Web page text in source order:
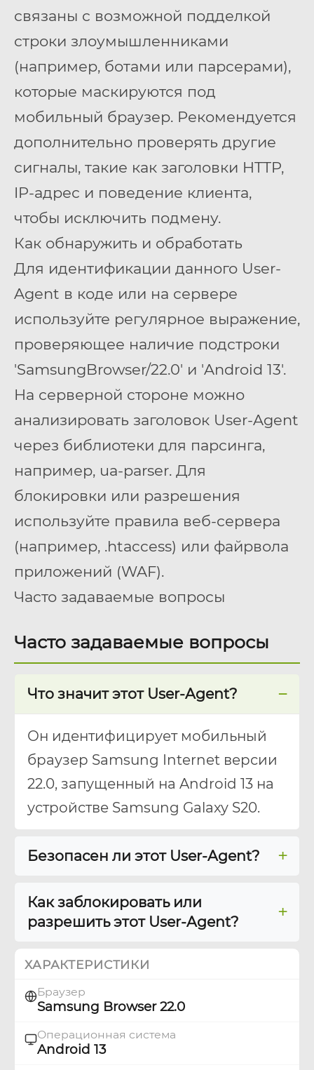
связаны с возможной подделкой
строки злоумышленниками
(например, ботами или парсерами),
которые маскируются под
мобильный браузер. Рекомендуется
дополнительно проверять другие
сигналы, такие как заголовки HTTP,
IP-адрес и поведение клиента,
чтобы исключить подмену.
Как обнаружить и обработать
Для идентификации данного User-
Agent в коде или на сервере
используйте регулярное выражение,
проверяющее наличие подстроки
'SamsungBrowser/22.0' и 'Android 13'.
На серверной стороне можно
анализировать заголовок User-Agent
через библиотеки для парсинга,
например, ua-parser. Для
блокировки или разрешения
используйте правила веб-сервера
(например, .htaccess) или файрвола
приложений (WAF).
Часто задаваемые вопросы
Часто задаваемые вопросы
Что значит этот User-Agent?
Он идентифицирует мобильный
браузер Samsung Internet версии
22.0, запущенный на Android 13 на
устройстве Samsung Galaxy S20.
Безопасен ли этот User-Agent?
Как заблокировать или
разрешить этот User-Agent?
ХАРАКТЕРИСТИКИ
Браузер
Samsung Browser 22.0
Операционная система
Android 13